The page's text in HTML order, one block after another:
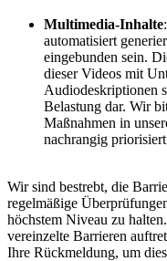
Multimedia-Inhalte
automatisiert
eingebunden sein.
dieser Videos mit
Audiodeskriptionen
Belastung dar. Wir
Maßnahmen in
nachrangig
Wir sind bestrebt, die
regelmäßige
höchstem Niveau zu
vereinzelte Barrieren
Ihre Rückmeldung, um